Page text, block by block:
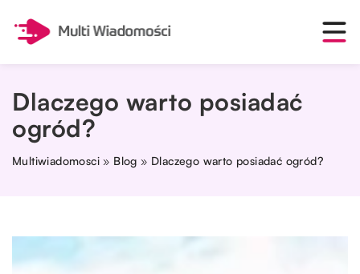
Dlaczego warto posiadać
ogród?
Multiwiadomosci » Blog » Dlaczego warto posiadać ogród?